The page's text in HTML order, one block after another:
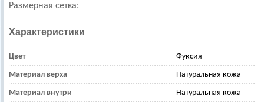
Размерная сетка:
Характеристики
Цвет Фуксия
Материал верха Натуральная кожа
Материал внутри Натуральная кожа